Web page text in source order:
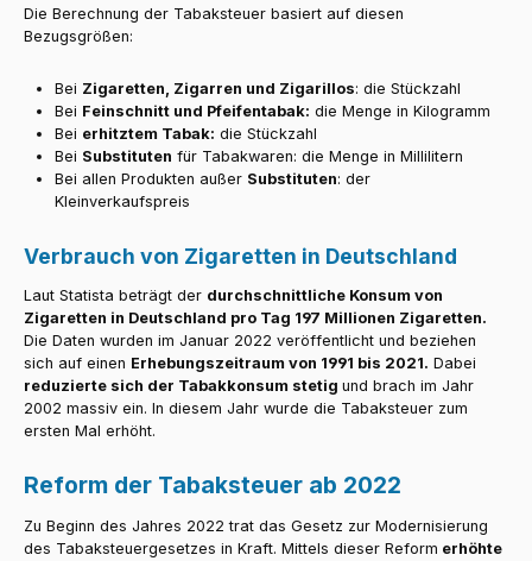
Die Berechnung der Tabaksteuer basiert auf diesen
Bezugsgrößen:
Bei Zigaretten, Zigarren und Zigarillos: die Stückzahl
Bei Feinschnitt und Pfeifentabak: die Menge in Kilogramm
Bei erhitztem Tabak: die Stückzahl
Bei Substituten für Tabakwaren: die Menge in Millilitern
Bei allen Produkten außer Substituten: der
Kleinverkaufspreis
Verbrauch von Zigaretten in Deutschland
Laut Statista beträgt der durchschnittliche Konsum von
Zigaretten in Deutschland pro Tag 197 Millionen Zigaretten.
Die Daten wurden im Januar 2022 veröffentlicht und beziehen
sich auf einen Erhebungszeitraum von 1991 bis 2021. Dabei
reduzierte sich der Tabakkonsum stetig und brach im Jahr
2002 massiv ein. In diesem Jahr wurde die Tabaksteuer zum
ersten Mal erhöht.
Reform der Tabaksteuer ab 2022
Zu Beginn des Jahres 2022 trat das Gesetz zur Modernisierung
des Tabaksteuergesetzes in Kraft. Mittels dieser Reform erhöhte